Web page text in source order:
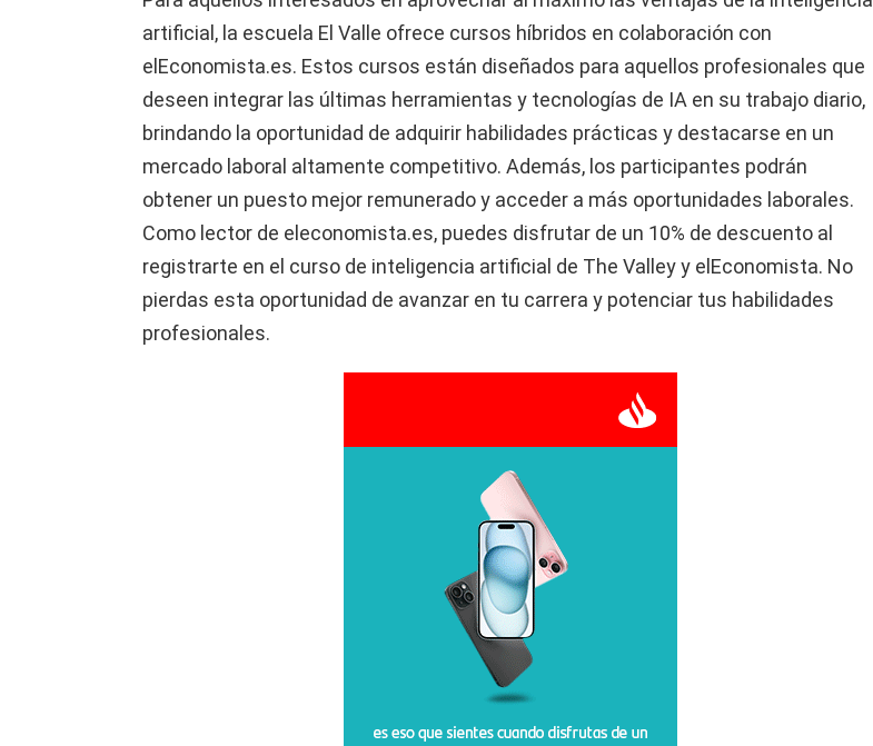
artificial, la escuela El Valle ofrece cursos híbridos en colaboración con
elEconomista.es. Estos cursos están diseñados para aquellos profesionales que
deseen integrar las últimas herramientas y tecnologías de IA en su trabajo diario,
brindando la oportunidad de adquirir habilidades prácticas y destacarse en un
mercado laboral altamente competitivo. Además, los participantes podrán
obtener un puesto mejor remunerado y acceder a más oportunidades laborales.
Como lector de eleconomista.es, puedes disfrutar de un 10% de descuento al
registrarte en el curso de inteligencia artificial de The Valley y elEconomista. No
pierdas esta oportunidad de avanzar en tu carrera y potenciar tus habilidades
profesionales.